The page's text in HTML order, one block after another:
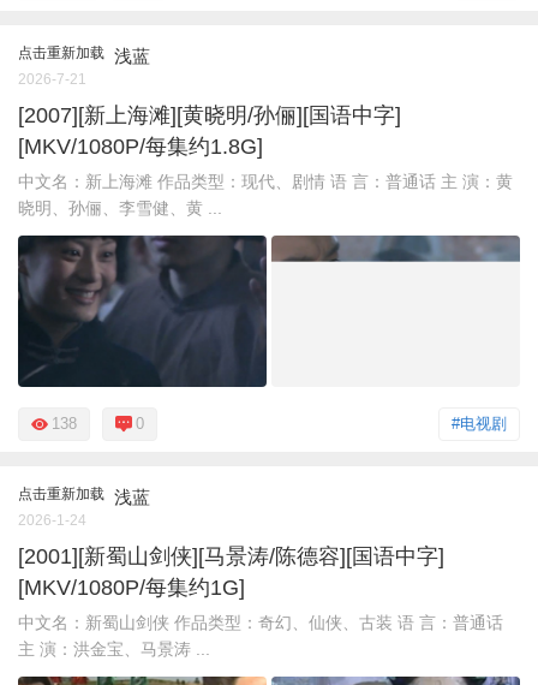
点击重新加载 浅蓝
2026-7-21
[2007][新上海滩][黄晓明/孙俪][国语中字]
[MKV/1080P/每集约1.8G]
中文名：新上海滩 作品类型：现代、剧情 语 言：普通话 主 演：黄
晓明、孙俪、李雪健、黄 ...
#电视剧
138 0
点击重新加载 浅蓝
2026-1-24
[2001][新蜀山剑侠][马景涛/陈德容][国语中字]
[MKV/1080P/每集约1G]
中文名：新蜀山剑侠 作品类型：奇幻、仙侠、古装 语 言：普通话
主 演：洪金宝、马景涛 ...